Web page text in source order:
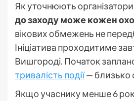
Як уточнюють
до заходу може кожен
вікових обмежень не
Ініціатива проходитиме
Вишгороді. Початок
тривалість події— близько
Якщо учаснику менше 6